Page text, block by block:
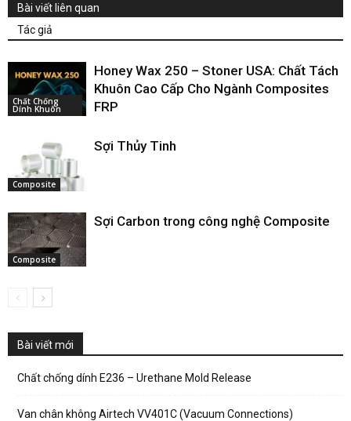
Bài viết liên quan
Tác giả
Chất Chống
Dính Khuôn
Honey Wax 250 – Stoner USA: Chất Tách
Khuôn Cao Cấp Cho Ngành Composites
FRP
Composite
Sợi Thủy Tinh
Composite
Sợi Carbon trong công nghệ Composite
Bài viết mới
Chất chống dính E236 – Urethane Mold Release
Van chân không Airtech VV401C (Vacuum Connections)